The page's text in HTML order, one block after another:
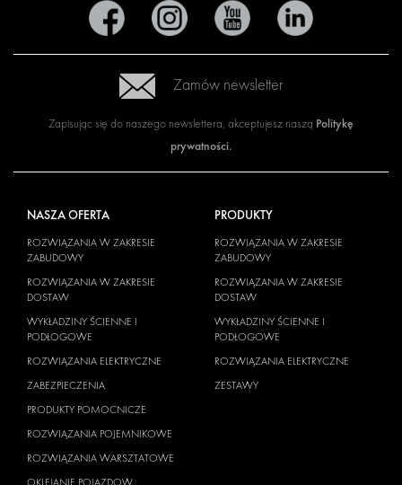
Zamów newsletter
Zapisując się do naszego newslettera, akceptujesz naszą Politykę
prywatności.
NASZA OFERTA
ROZWIĄZANIA W ZAKRESIE
ZABUDOWY
ROZWIĄZANIA W ZAKRESIE
DOSTAW
WYKŁADZINY ŚCIENNE I
PODŁOGOWE
ROZWIĄZANIA ELEKTRYCZNE
ZABEZPIECZENIA
PRODUKTY POMOCNICZE
ROZWIĄZANIA POJEMNIKOWE
ROZWIĄZANIA WARSZTATOWE
OKLEJANIE POJAZDOW
PRODUKTY
ROZWIĄZANIA W ZAKRESIE
ZABUDOWY
ROZWIĄZANIA W ZAKRESIE
DOSTAW
WYKŁADZINY ŚCIENNE I
PODŁOGOWE
ROZWIĄZANIA ELEKTRYCZNE
ZESTAWY